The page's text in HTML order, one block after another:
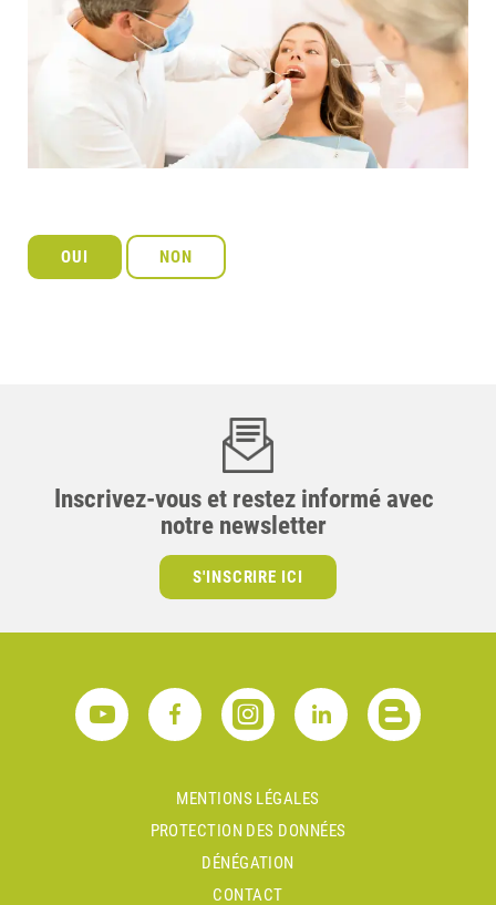
Inscrivez-vous et restez informé avec
notre newsletter
S'INSCRIRE ICI
MENTIONS LÉGALES
PROTECTION DES DONNÉES
DÉNÉGATION
CONTACT